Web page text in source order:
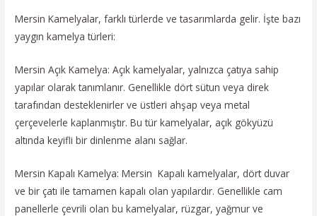
Mersin Kamelyalar, farklı türlerde ve tasarımlarda gelir. İşte bazı
yaygın kamelya türleri:
Mersin Açık Kamelya: Açık kamelyalar, yalnızca çatıya sahip
yapılar olarak tanımlanır. Genellikle dört sütun veya direk
tarafından desteklenirler ve üstleri ahşap veya metal
çerçevelerle kaplanmıştır. Bu tür kamelyalar, açık gökyüzü
altında keyifli bir dinlenme alanı sağlar.
Mersin Kapalı Kamelya: Mersin Kapalı kamelyalar, dört duvar
ve bir çatı ile tamamen kapalı olan yapılardır. Genellikle cam
panellerle çevrili olan bu kamelyalar, rüzgar, yağmur ve